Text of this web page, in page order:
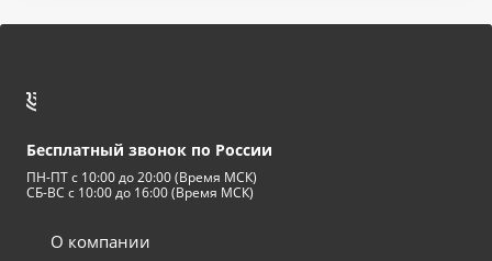
ПОВЫШЕНИЕ ЦЕН
Успей купить "Легенду! по старой цене!
Мангазея - первым покупателям скидка
10%
Бесплатный звонок по России
ПН-ПТ с 10:00 до 20:00 (Время МСК)
СБ-ВС с 10:00 до 16:00 (Время МСК)
О компании